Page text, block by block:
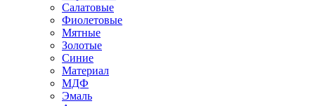
Салатовые
Фиолетовые
Мятные
Золотые
Синие
Материал
МДФ
Эмаль